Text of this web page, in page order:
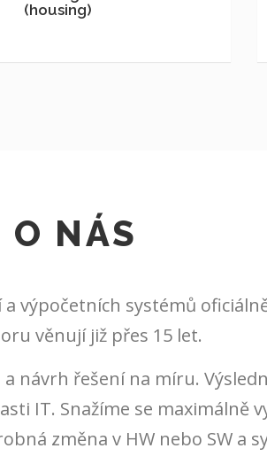
(housing)
O NÁS
výpočetních systémů
věnují již přes 15 let.
návrh řešení na míru.
IT. Snažíme se
změna v HW nebo SW a